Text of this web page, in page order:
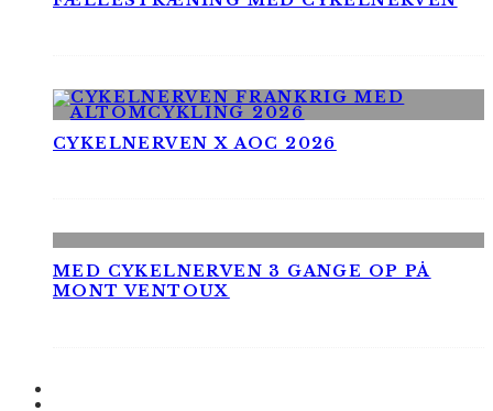
CYKELNERVEN X AOC 2026
MED CYKELNERVEN 3 GANGE OP PÅ
MONT VENTOUX